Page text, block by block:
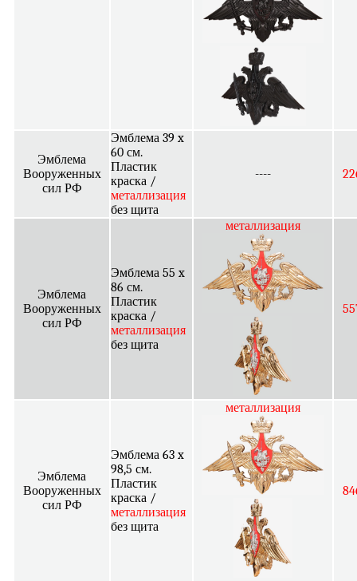
Эмблема
Вооруженных
сил РФ
Эмблема 39 x
60 см.
Пластик
краска /
металлизация
без щита
----
Эмблема
Вооруженных
сил РФ
Эмблема 55 x
86 см.
Пластик
краска /
металлизация
без щита
металлизация
Эмблема
Вооруженных
сил РФ
Эмблема 63 x
98,5 см.
Пластик
краска /
металлизация
без щита
металлизация